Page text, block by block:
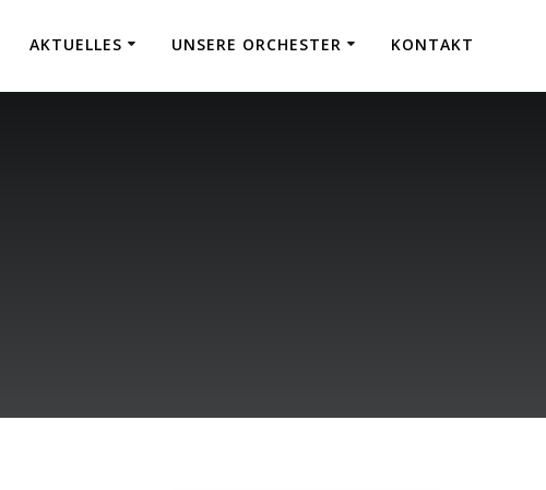
AKTUELLES UNSERE ORCHESTER KONTAKT